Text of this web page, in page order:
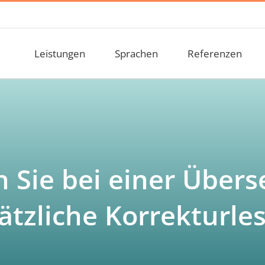
Leistungen Sprachen Referenzen
Sie bei einer